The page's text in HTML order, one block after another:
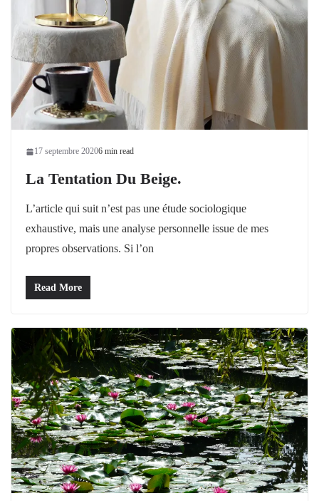
17 septembre 20206 min read
La Tentation Du Beige.
L’article qui suit n’est pas une étude sociologique
exhaustive, mais une analyse personnelle issue de mes
propres observations. Si l’on
Read More